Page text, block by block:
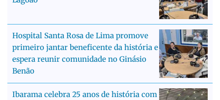
Hospital Santa Rosa de Lima promove
primeiro jantar beneficente da história e
espera reunir comunidade no Ginásio
Benão
Ibarama celebra 25 anos de história com